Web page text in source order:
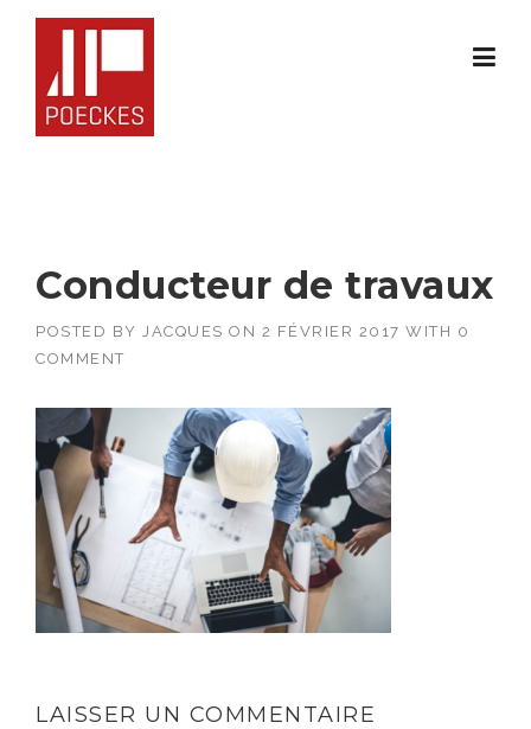
Conducteur de travaux
POSTED BY JACQUES ON 2 FÉVRIER 2017 WITH 0
COMMENT
LAISSER UN COMMENTAIRE